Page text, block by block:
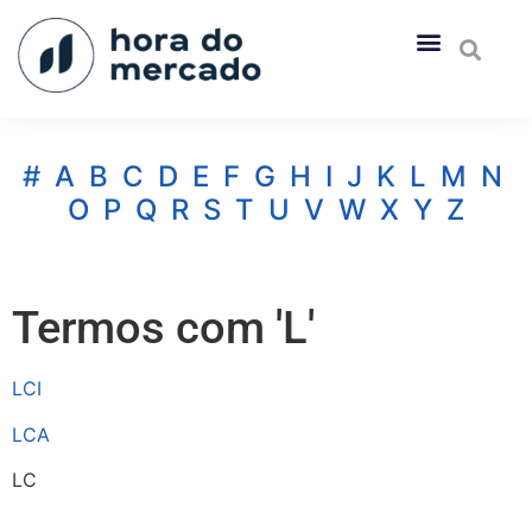
# A B C D E F G H I J K L M N
O P Q R S T U V W X Y Z
Termos com 'L'
LCI
LCA
LC